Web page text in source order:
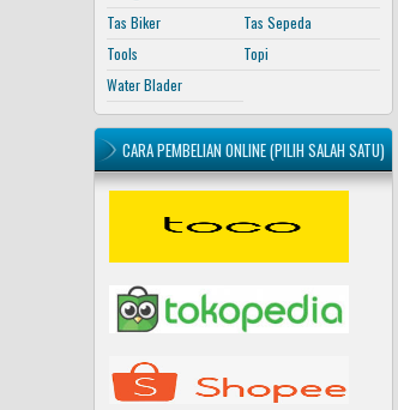
Tas Biker
Tas Sepeda
Tools
Topi
Water Blader
CARA PEMBELIAN ONLINE (PILIH SALAH SATU)